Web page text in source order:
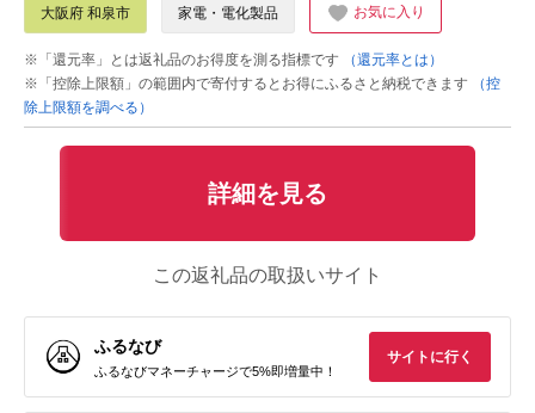
大阪府 和泉市 家電・電化製品 お気に入り
※「還元率」とは返礼品のお得度を測る指標です
（還元率とは）
※「控除上限額」の範囲内で寄付するとお得にふるさと納税できます
（控
除上限額を調べる）
詳細を見る
この返礼品の取扱いサイト
ふるなび
ふるなびマネーチャージで5%即増量中！
サイトに行く